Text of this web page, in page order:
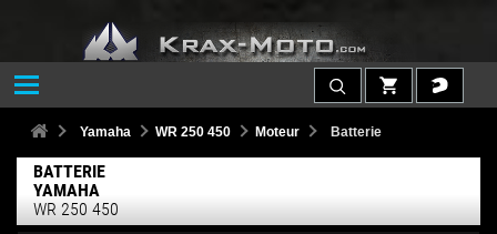
Yamaha WR 250 450 Moteur Batterie
BATTERIE
YAMAHA
WR 250 450